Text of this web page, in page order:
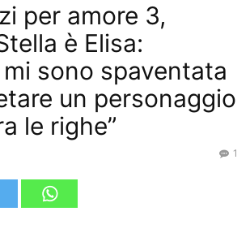
per amore 3,
è Elisa:
mi sono spaventata
un personaggio
le righe”
1